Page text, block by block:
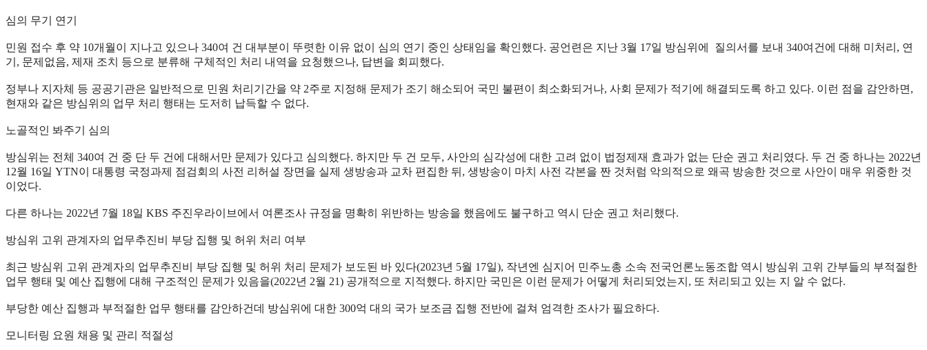
심의 무기 연기
민원 접수 후 약 10개월이 지나고 있으나 340여 건 대부분이 뚜렷한 이유 없이 심의 연기 중인 상태임을 확인했다. 공언련은 지난 3월 17일 방심위에 질의서를 보내 340여건에 대해 미처리, 연
기, 문제없음, 제재 조치 등으로 분류해 구체적인 처리 내역을 요청했으나, 답변을 회피했다.
정부나 지자체 등 공공기관은 일반적으로 민원 처리기간을 약 2주로 지정해 문제가 조기 해소되어 국민 불편이 최소화되거나, 사회 문제가 적기에 해결되도록 하고 있다. 이런 점을 감안하면,
현재와 같은 방심위의 업무 처리 행태는 도저히 납득할 수 없다.
노골적인 봐주기 심의
방심위는 전체 340여 건 중 단 두 건에 대해서만 문제가 있다고 심의했다. 하지만 두 건 모두, 사안의 심각성에 대한 고려 없이 법정제재 효과가 없는 단순 권고 처리였다. 두 건 중 하나는 2022년
12월 16일 YTN이 대통령 국정과제 점검회의 사전 리허설 장면을 실제 생방송과 교차 편집한 뒤, 생방송이 마치 사전 각본을 짠 것처럼 악의적으로 왜곡 방송한 것으로 사안이 매우 위중한 것
이었다.
다른 하나는 2022년 7월 18일 KBS 주진우라이브에서 여론조사 규정을 명확히 위반하는 방송을 했음에도 불구하고 역시 단순 권고 처리했다.
방심위 고위 관계자의 업무추진비 부당 집행 및 허위 처리 여부
최근 방심위 고위 관계자의 업무추진비 부당 집행 및 허위 처리 문제가 보도된 바 있다(2023년 5월 17일), 작년엔 심지어 민주노총 소속 전국언론노동조합 역시 방심위 고위 간부들의 부적절한
업무 행태 및 예산 집행에 대해 구조적인 문제가 있음을(2022년 2월 21) 공개적으로 지적했다. 하지만 국민은 이런 문제가 어떻게 처리되었는지, 또 처리되고 있는 지 알 수 없다.
부당한 예산 집행과 부적절한 업무 행태를 감안하건데 방심위에 대한 300억 대의 국가 보조금 집행 전반에 걸쳐 엄격한 조사가 필요하다.
모니터링 요원 채용 및 관리 적절성